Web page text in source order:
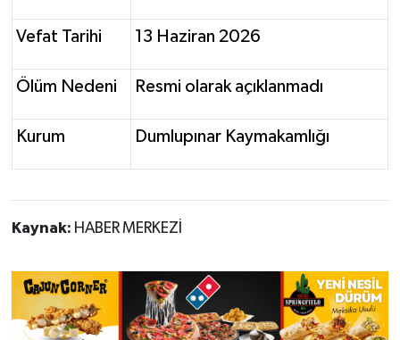
Vefat Tarihi 13 Haziran 2026
Ölüm Nedeni Resmi olarak açıklanmadı
Kurum Dumlupınar Kaymakamlığı
Kaynak: HABER MERKEZİ